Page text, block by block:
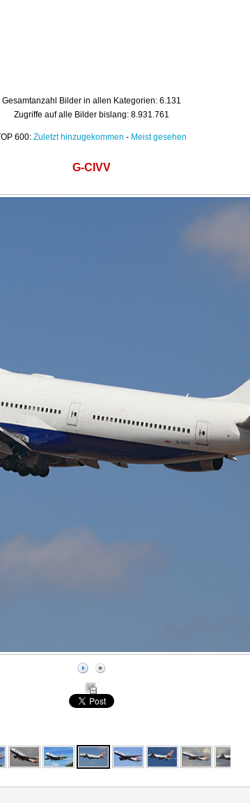
Gesamtanzahl Bilder in allen Kategorien: 6.131
Zugriffe auf alle Bilder bislang: 8.931.761
600:Zuletzt hinzugekommen - Meist gesehen
G-CIVV